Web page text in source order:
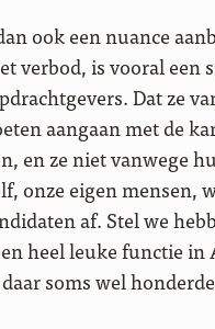
ook een nuance
verbod, is vooral een
Dat ze
aangaan met de
en ze niet vanwege
onze eigen mensen,
af. Stel we
heel leuke functie in
soms wel